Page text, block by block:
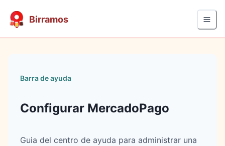
Birramos
Barra de ayuda
Configurar MercadoPago
Guia del centro de ayuda para administrar una